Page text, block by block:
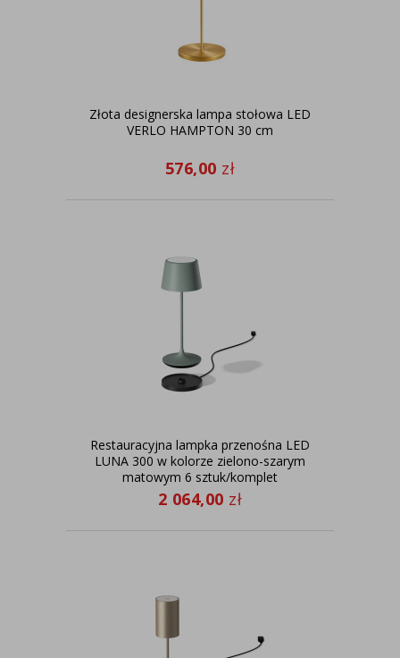
Złota designerska lampa stołowa LED
VERLO HAMPTON 30 cm
576,00 zł
Restauracyjna lampka przenośna LED
LUNA 300 w kolorze zielono-szarym
matowym 6 sztuk/komplet
2 064,00 zł